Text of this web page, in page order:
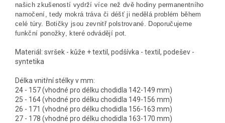
našich zkušeností vydrží více než dvě hodiny permanentního
namočení, tedy mokrá tráva či déšť ji nedělá problém během
celé túry. Botičky jsou zevnitř polstrované. Doporučujeme
funkční ponožky, které odvádějí pot.
Materiál: svršek - kůže + textil, podšívka - textil, podešev -
syntetika
Délka vnitřní stélky v mm:
24 - 157 (vhodné pro délku chodidla 142-149 mm)
25 - 164 (vhodné pro délku chodidla 149-156 mm)
26 - 171 (vhodné pro délku chodidla 156-163 mm)
27 - 178 (vhodné pro délku chodidla 163-170 mm)